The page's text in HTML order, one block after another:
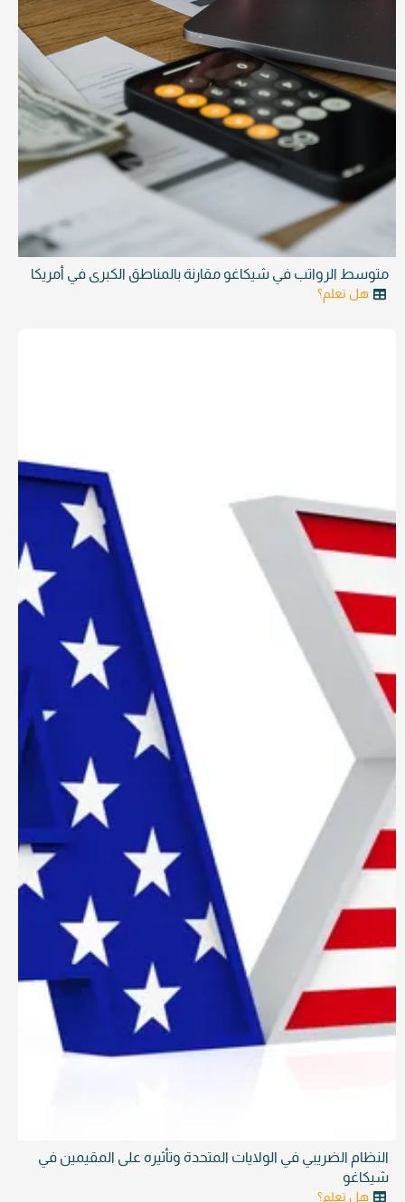
متوسط الرواتب في شيكاغو مقارنة بالمناطق الكبرى في أمريكا
هل تعلم؟
النظام الضريبي في الولايات المتحدة وتأثيره على المقيمين في
شيكاغو
هل تعلم؟